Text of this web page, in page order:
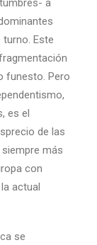
a
Este
funesto. Pero
es el
de las
más
con
actual
se